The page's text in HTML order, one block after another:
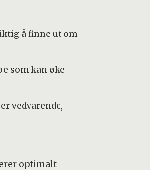
å finne ut om
som kan øke
vedvarende,
optimalt